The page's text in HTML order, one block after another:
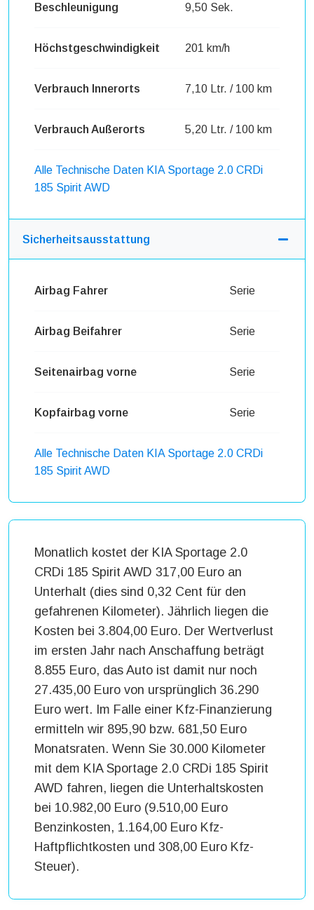
Beschleunigung 9,50 Sek.
Höchstgeschwindigkeit 201 km/h
Verbrauch Innerorts 7,10 Ltr. / 100 km
Verbrauch Außerorts 5,20 Ltr. / 100 km
Alle Technische Daten KIA Sportage 2.0 CRDi
185 Spirit AWD
Sicherheitsausstattung
Airbag Fahrer Serie
Airbag Beifahrer Serie
Seitenairbag vorne Serie
Kopfairbag vorne Serie
Alle Technische Daten KIA Sportage 2.0 CRDi
185 Spirit AWD
Monatlich kostet der KIA Sportage 2.0
CRDi 185 Spirit AWD 317,00 Euro an
Unterhalt (dies sind 0,32 Cent für den
gefahrenen Kilometer). Jährlich liegen die
Kosten bei 3.804,00 Euro. Der Wertverlust
im ersten Jahr nach Anschaffung beträgt
8.855 Euro, das Auto ist damit nur noch
27.435,00 Euro von ursprünglich 36.290
Euro wert. Im Falle einer Kfz-Finanzierung
ermitteln wir 895,90 bzw. 681,50 Euro
Monatsraten. Wenn Sie 30.000 Kilometer
mit dem KIA Sportage 2.0 CRDi 185 Spirit
AWD fahren, liegen die Unterhaltskosten
bei 10.982,00 Euro (9.510,00 Euro
Benzinkosten, 1.164,00 Euro Kfz-
Haftpflichtkosten und 308,00 Euro Kfz-
Steuer).